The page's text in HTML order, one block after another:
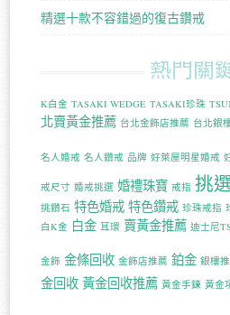
精選十款不容錯過的復古鑽戒
熱門關
K白金 TASAKI WEDGE TASAKI珍珠
北賣黃金推薦 台北金飾店推薦 台北銀
名人婚戒 名人鑽戒 品牌 好萊屋明星婚戒
戒尺寸 婚戒挑選 婚禮珠寶 戒指 挑
挑鑽石 特色婚戒 特色鑽戒 珍珠戒指
白K金 白金 耳環 賣黃金推薦 迪士尼
金飾 金條回收 金飾店推薦 鉑金 銀樓
金回收 黃金回收推薦 黃金手鍊 黃金